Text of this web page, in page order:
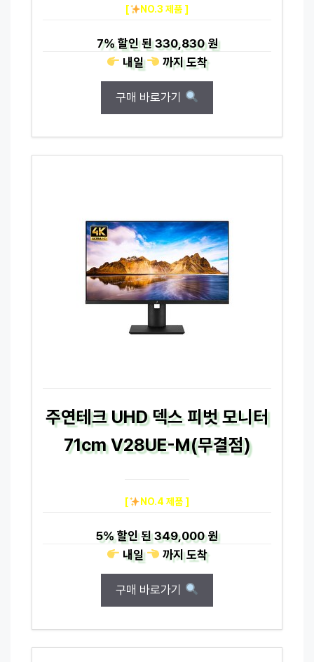
[ NO.3 제품 ]
7%할인 된330,830 원
내일
까지도착
구매 바로가기
주연테크 UHD 덱스 피벗 모니터
71cm V28UE-M(무결점)
[ NO.4 제품 ]
5%할인 된349,000 원
내일
까지도착
구매 바로가기